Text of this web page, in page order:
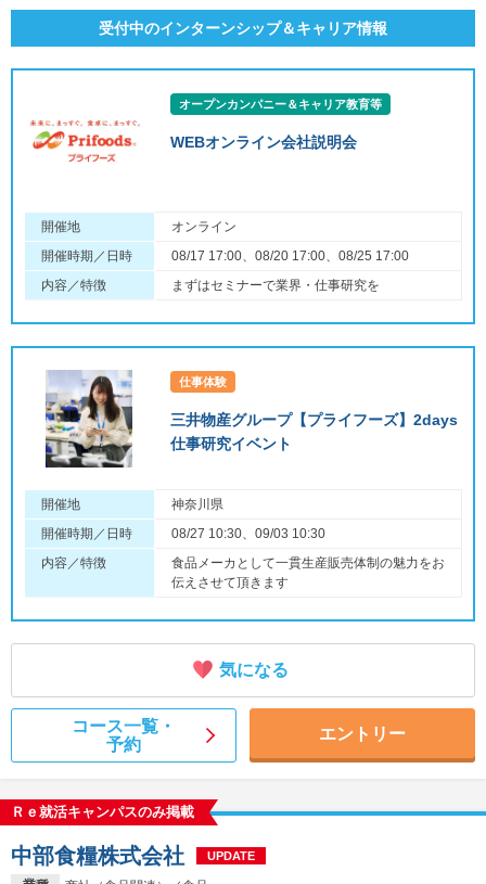
受付中のインターンシップ＆キャリア情報
オープンカンパニー＆キャリア教育等
WEBオンライン会社説明会
開催地
オンライン
開催時期／日時
08/17 17:00、08/20 17:00、08/25 17:00
内容／特徴
まずはセミナーで業界・仕事研究を
仕事体験
三井物産グループ【プライフーズ】2days
仕事研究イベント
開催地
神奈川県
開催時期／日時
08/27 10:30、09/03 10:30
内容／特徴
食品メーカとして一貫生産販売体制の魅力をお
伝えさせて頂きます
気になる
コース一覧・
予約
エントリー
Ｒｅ就活キャンパスのみ掲載
中部食糧株式会社 UPDATE